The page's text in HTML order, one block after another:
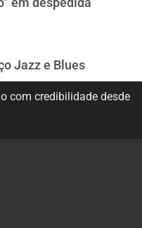
Jazz e Blues
com credibilidade desde